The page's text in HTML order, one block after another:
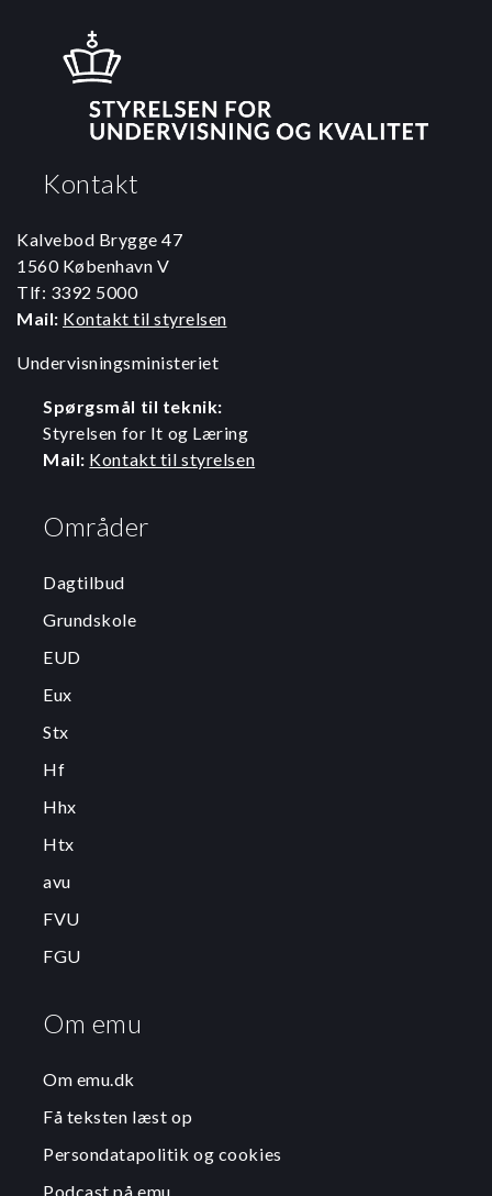
Kontakt
Kalvebod Brygge 47
1560 København V
Tlf: 3392 5000
Mail: Kontakt til styrelsen
Undervisningsministeriet
Spørgsmål til teknik:
Styrelsen for It og Læring
Mail: Kontakt til styrelsen
Områder
Dagtilbud
Grundskole
EUD
Eux
Stx
Hf
Hhx
Htx
avu
FVU
FGU
Om emu
Om emu.dk
Få teksten læst op
Persondatapolitik og cookies
Podcast på emu